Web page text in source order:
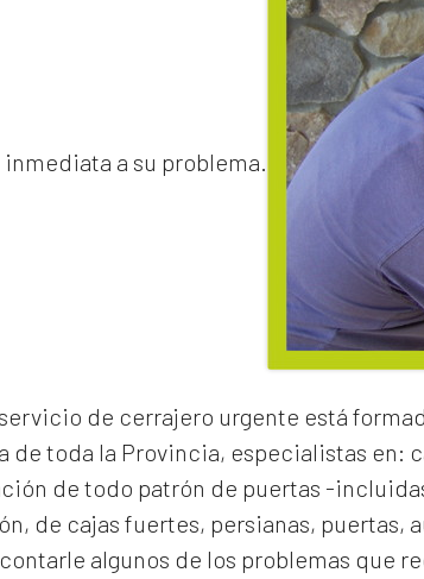
a su problema.
de cerrajero urgente está
de toda la Provincia, especialistas en:
de todo patrón de puertas -
de cajas fuertes, persianas, puertas,
algunos de los problemas que